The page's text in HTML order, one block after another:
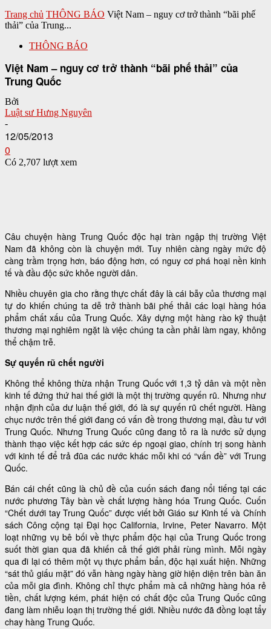
Trang chủ THÔNG BÁO Việt Nam – nguy cơ trở thành “bãi phế
thải” của Trung...
THÔNG BÁO
Việt Nam – nguy cơ trở thành “bãi phế thải” của
Trung Quốc
Bởi
Luật sư Hưng Nguyên
-
12/05/2013
0
Có 2,707 lượt xem
Câu chuyện hàng Trung Quốc độc hại tràn ngập thị trường Việt
Nam đã không còn là chuyện mới. Tuy nhiên càng ngày mức độ
càng trầm trọng hơn, báo động hơn, có nguy cơ phá hoại nền kinh
tế và đầu độc sức khỏe người dân.
Nhiều chuyên gia cho rằng thực chất đây là cái bẫy của thương mại
tự do khiến chúng ta dễ trở thành bãi phế thải các loại hàng hóa
phẩm chất xấu của Trung Quốc. Xây dựng một hàng rào kỹ thuật
thương mại nghiêm ngặt là việc chúng ta cần phải làm ngay, không
thể chậm trễ.
Sự quyến rũ chết người
Không thể không thừa nhận Trung Quốc với 1,3 tỷ dân và một nền
kinh tế đứng thứ hai thế giới là một thị trường quyến rũ. Nhưng như
nhận định của dư luận thế giới, đó là sự quyến rũ chết người. Hàng
chục nước trên thế giới đang có vấn đề trong thương mại, đầu tư với
Trung Quốc. Nhưng Trung Quốc cũng đang tỏ ra là nước sử dụng
thành thạo việc kết hợp các sức ép ngoại giao, chính trị song hành
với kinh tế để trả đũa các nước khác mỗi khi có “vấn đề” với Trung
Quốc.
Bán cái chết cũng là chủ đề của cuốn sách đang nổi tiếng tại các
nước phương Tây bàn về chất lượng hàng hóa Trung Quốc. Cuốn
“Chết dưới tay Trung Quốc” được viết bởi Giáo sư Kinh tế và Chính
sách Công cộng tại Đại học California, Irvine, Peter Navarro. Một
loạt những vụ bê bối về thực phẩm độc hại của Trung Quốc trong
suốt thời gian qua đã khiến cả thế giới phải rùng mình. Mỗi ngày
qua đi lại có thêm một vụ thực phẩm bẩn, độc hại xuất hiện. Những
“sát thủ giấu mặt” đó vẫn hàng ngày hàng giờ hiện diện trên bàn ăn
của mỗi gia đình. Không chỉ thực phẩm mà cả những hàng hóa rẻ
tiền, chất lượng kém, phát hiện có chất độc của Trung Quốc cũng
đang làm nhiễu loạn thị trường thế giới. Nhiều nước đã đồng loạt tẩy
chay hàng Trung Quốc.